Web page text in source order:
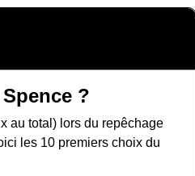
?
au total) lors du repêchage
les 10 premiers choix du